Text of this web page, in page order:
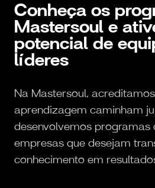
Conheça os
Mastersoul e
potencial de
líderes
Na Mastersoul,
aprendizagem caminham
desenvolvemos programas
empresas que desejam
conhecimento em